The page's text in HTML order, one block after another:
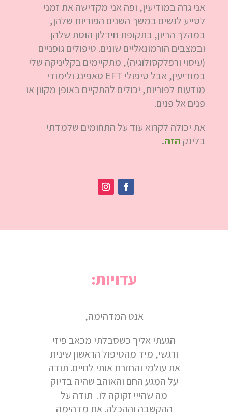
אני גרה במודיעין, ופה אני מקדישה את זמני
לסייע לנשים במשך השנים הפוריות שלהן,
במהלך הריון, בתקופת חידלון הוסת שלהן
ובמצבים הורמונאליים שונים. טיפולים גופניים
(עיסוי ורפלקסולוגיה), מתקיימים בקליניקה שלי
במודיעין, אבל טיפולי EFT טאפינג ולימודי
מודעות לפוריות, יכולים להתקיים באופן מקוון או
פנים אל פנים.
את יכולה לקרוא עוד על התחומים שלמדתי
בלינק הזה.
עדויות:
אנט המדהימה,
הגעתי אליך כשסבלתי מכאב פיזי
ורגשי, מיד מהטיפול הראשון שינית
את עולמי והחזרת אותי לחיים. תודה
על המגע החם והאוהב שהיה בדיוק
מה שהייי זקוקה לו. תודה על
ההקשבה וההכלה. את מדהימה